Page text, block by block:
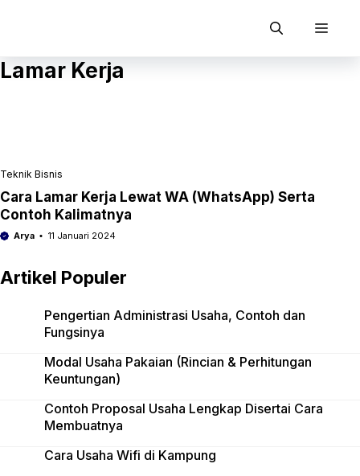
Lamar Kerja
Teknik Bisnis
Cara Lamar Kerja Lewat WA (WhatsApp) Serta
Contoh Kalimatnya
Arya 11 Januari 2024
Artikel Populer
Pengertian Administrasi Usaha, Contoh dan
Fungsinya
Modal Usaha Pakaian (Rincian & Perhitungan
Keuntungan)
Contoh Proposal Usaha Lengkap Disertai Cara
Membuatnya
Cara Usaha Wifi di Kampung